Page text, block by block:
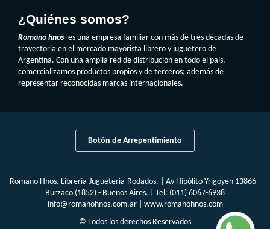
¿Quiénes somos?
Romano hnos es una empresa familiar con más de tres décadas de
trayectoria en el mercado mayorista librero y juguetero de
Argentina. Con una amplia red de distribución en todo el país,
comercializamos productos propios y de terceros; además de
representar reconocidas marcas internacionales.
Botón de Arrepentimiento
Romano Hnos. Libreria-Jugueteria-Rodados. | Av Hipólito Yrigoyen 13866 -
Burzaco (1852) - Buenos Aires. | Tel: (011) 6067-6938
info@romanohnos.com.ar| www.romanohnos.com
© Todos los derechos Reservados